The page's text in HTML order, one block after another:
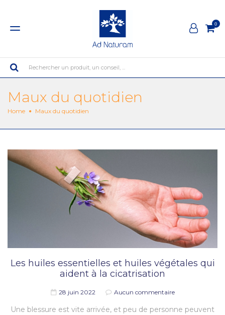
0
Rechercher un produit, un conseil, ...
Maux du quotidien
Home Maux du quotidien
Les huiles essentielles et huiles végétales qui
aident à la cicatrisation
28 juin 2022 Aucun commentaire
Une blessure est vite arrivée, et peu de personne peuvent